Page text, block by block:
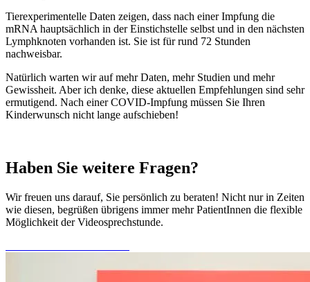
Tierexperimentelle Daten zeigen, dass nach einer Impfung die
mRNA hauptsächlich in der Einstichstelle selbst und in den nächsten
Lymphknoten vorhanden ist. Sie ist für rund 72 Stunden
nachweisbar.
Natürlich warten wir auf mehr Daten, mehr Studien und mehr
Gewissheit. Aber ich denke, diese aktuellen Empfehlungen sind sehr
ermutigend. Nach einer COVID-Impfung müssen Sie Ihren
Kinderwunsch nicht lange aufschieben!
Haben Sie weitere Fragen?
Wir freuen uns darauf, Sie persönlich zu beraten! Nicht nur in Zeiten
wie diesen, begrüßen übrigens immer mehr PatientInnen die flexible
Möglichkeit der Videosprechstunde.